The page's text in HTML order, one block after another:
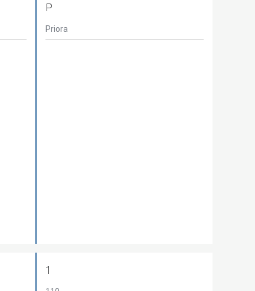
P
Priora
1